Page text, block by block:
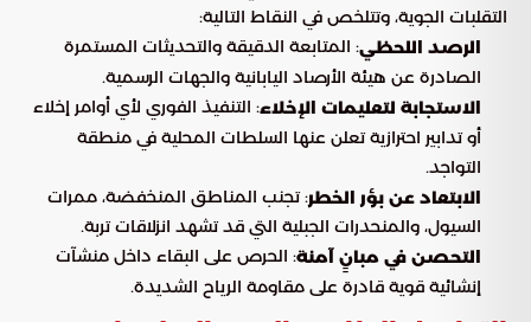
التقلبات الجوية، وتتلخص في النقاط التالية:
الرصد اللحظي: المتابعة الدقيقة والتحديثات المستمرة
الصادرة عن هيئة الأرصاد اليابانية والجهات الرسمية.
الاستجابة لتعليمات الإخلاء: التنفيذ الفوري لأي أوامر إخلاء
أو تدابير احترازية تعلن عنها السلطات المحلية في منطقة
التواجد.
الابتعاد عن بؤر الخطر: تجنب المناطق المنخفضة، ممرات
السيول، والمنحدرات الجبلية التي قد تشهد انزلاقات تربة.
التحصن في مبانٍ آمنة: الحرص على البقاء داخل منشآت
إنشائية قوية قادرة على مقاومة الرياح الشديدة.